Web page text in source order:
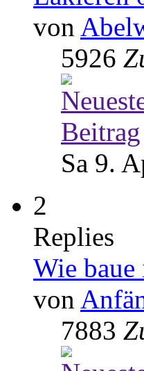
von
5926
Sa 9.
2
Replies
Wie
von
7883